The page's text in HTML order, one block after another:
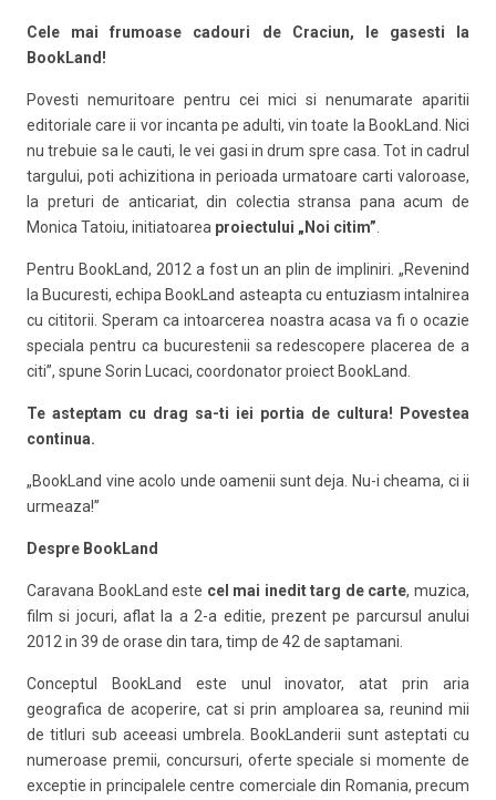
Cele mai frumoase cadouri de Craciun, le gasesti la
BookLand!
Povesti nemuritoare pentru cei mici si nenumarate aparitii
editoriale care ii vor incanta pe adulti, vin toate la BookLand. Nici
nu trebuie sa le cauti, le vei gasi in drum spre casa. Tot in cadrul
targului, poti achizitiona in perioada urmatoare carti valoroase,
la preturi de anticariat, din colectia stransa pana acum de
Monica Tatoiu, initiatoarea proiectului „Noi citim”
Pentru BookLand, 2012 a fost un an plin de impliniri. „Revenind
la Bucuresti, echipa BookLand asteapta cu entuziasm intalnirea
cu cititorii. Speram ca intoarcerea noastra acasa va fi o ocazie
speciala pentru ca bucurestenii sa redescopere placerea de a
citi”, spune Sorin Lucaci, coordonator proiect BookLand.
Te asteptam cu drag sa-ti iei portia de cultura! Povestea
continua.
„BookLand vine acolo unde oamenii sunt deja. Nu-i cheama, ci ii
urmeaza!”
Despre BookLand
Caravana BookLand este cel mai inedit targ de carte, muzica,
film si jocuri, aflat la a 2-a editie, prezent pe parcursul anului
2012 in 39 de orase din tara, timp de 42 de saptamani.
Conceptul BookLand este unul inovator, atat prin aria
geografica de acoperire, cat si prin amploarea sa, reunind mii
de titluri sub aceeasi umbrela. BookLanderii sunt asteptati cu
numeroase premii, concursuri, oferte speciale si momente de
exceptie in principalele centre comerciale din Romania, precum